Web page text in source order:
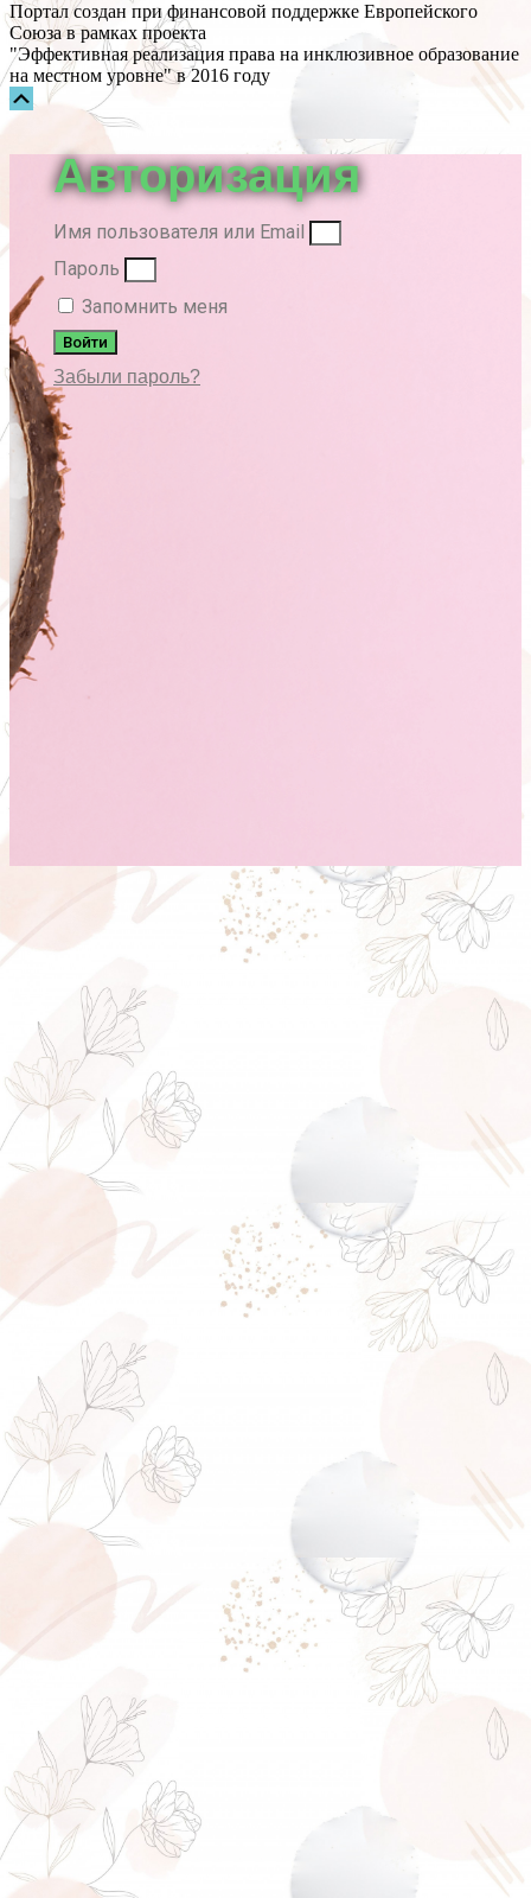
Портал создан при финансовой поддержке Европейского
Союза в рамках проекта
"Эффективная реализация права на инклюзивное образование
на местном уровне" в 2016 году
Прокрутка
Авторизация
Имя пользователя или Email
Пароль
Запомнить меня
Войти
Забыли пароль?